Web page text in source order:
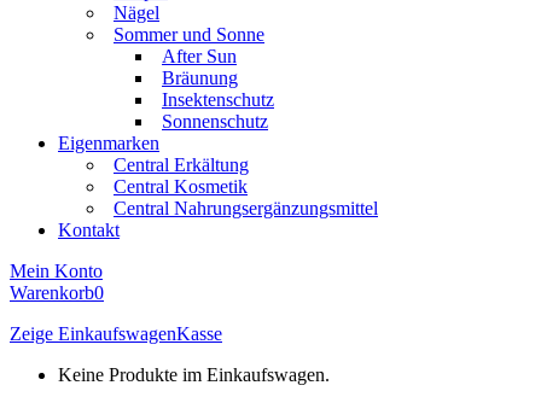
Nägel
Sommer und Sonne
After Sun
Bräunung
Insektenschutz
Sonnenschutz
Eigenmarken
Central Erkältung
Central Kosmetik
Central Nahrungsergänzungsmittel
Kontakt
Mein Konto
Warenkorb0
Zeige EinkaufswagenKasse
Keine Produkte im Einkaufswagen.